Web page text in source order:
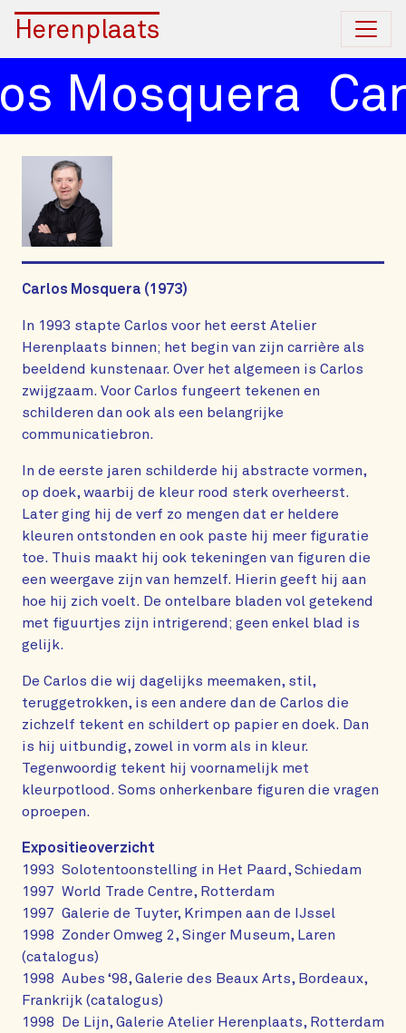
Herenplaats
Mosquera
Carlos Mosquera (1973)
In 1993 stapte Carlos voor het eerst Atelier
Herenplaats binnen; het begin van zijn carrière als
beeldend kunstenaar. Over het algemeen is Carlos
zwijgzaam. Voor Carlos fungeert tekenen en
schilderen dan ook als een belangrijke
communicatiebron.
In de eerste jaren schilderde hij abstracte vormen,
op doek, waarbij de kleur rood sterk overheerst.
Later ging hij de verf zo mengen dat er heldere
kleuren ontstonden en ook paste hij meer figuratie
toe. Thuis maakt hij ook tekeningen van figuren die
een weergave zijn van hemzelf. Hierin geeft hij aan
hoe hij zich voelt. De ontelbare bladen vol getekend
met figuurtjes zijn intrigerend; geen enkel blad is
gelijk.
De Carlos die wij dagelijks meemaken, stil,
teruggetrokken, is een andere dan de Carlos die
zichzelf tekent en schildert op papier en doek. Dan
is hij uitbundig, zowel in vorm als in kleur.
Tegenwoordig tekent hij voornamelijk met
kleurpotlood. Soms onherkenbare figuren die vragen
oproepen.
Expositieoverzicht
1993 Solotentoonstelling in Het Paard, Schiedam
1997 World Trade Centre, Rotterdam
1997 Galerie de Tuyter, Krimpen aan de IJssel
1998 Zonder Omweg 2, Singer Museum, Laren
(catalogus)
1998 Aubes ‘98, Galerie des Beaux Arts, Bordeaux,
Frankrijk (catalogus)
1998 De Lijn, Galerie Atelier Herenplaats, Rotterdam